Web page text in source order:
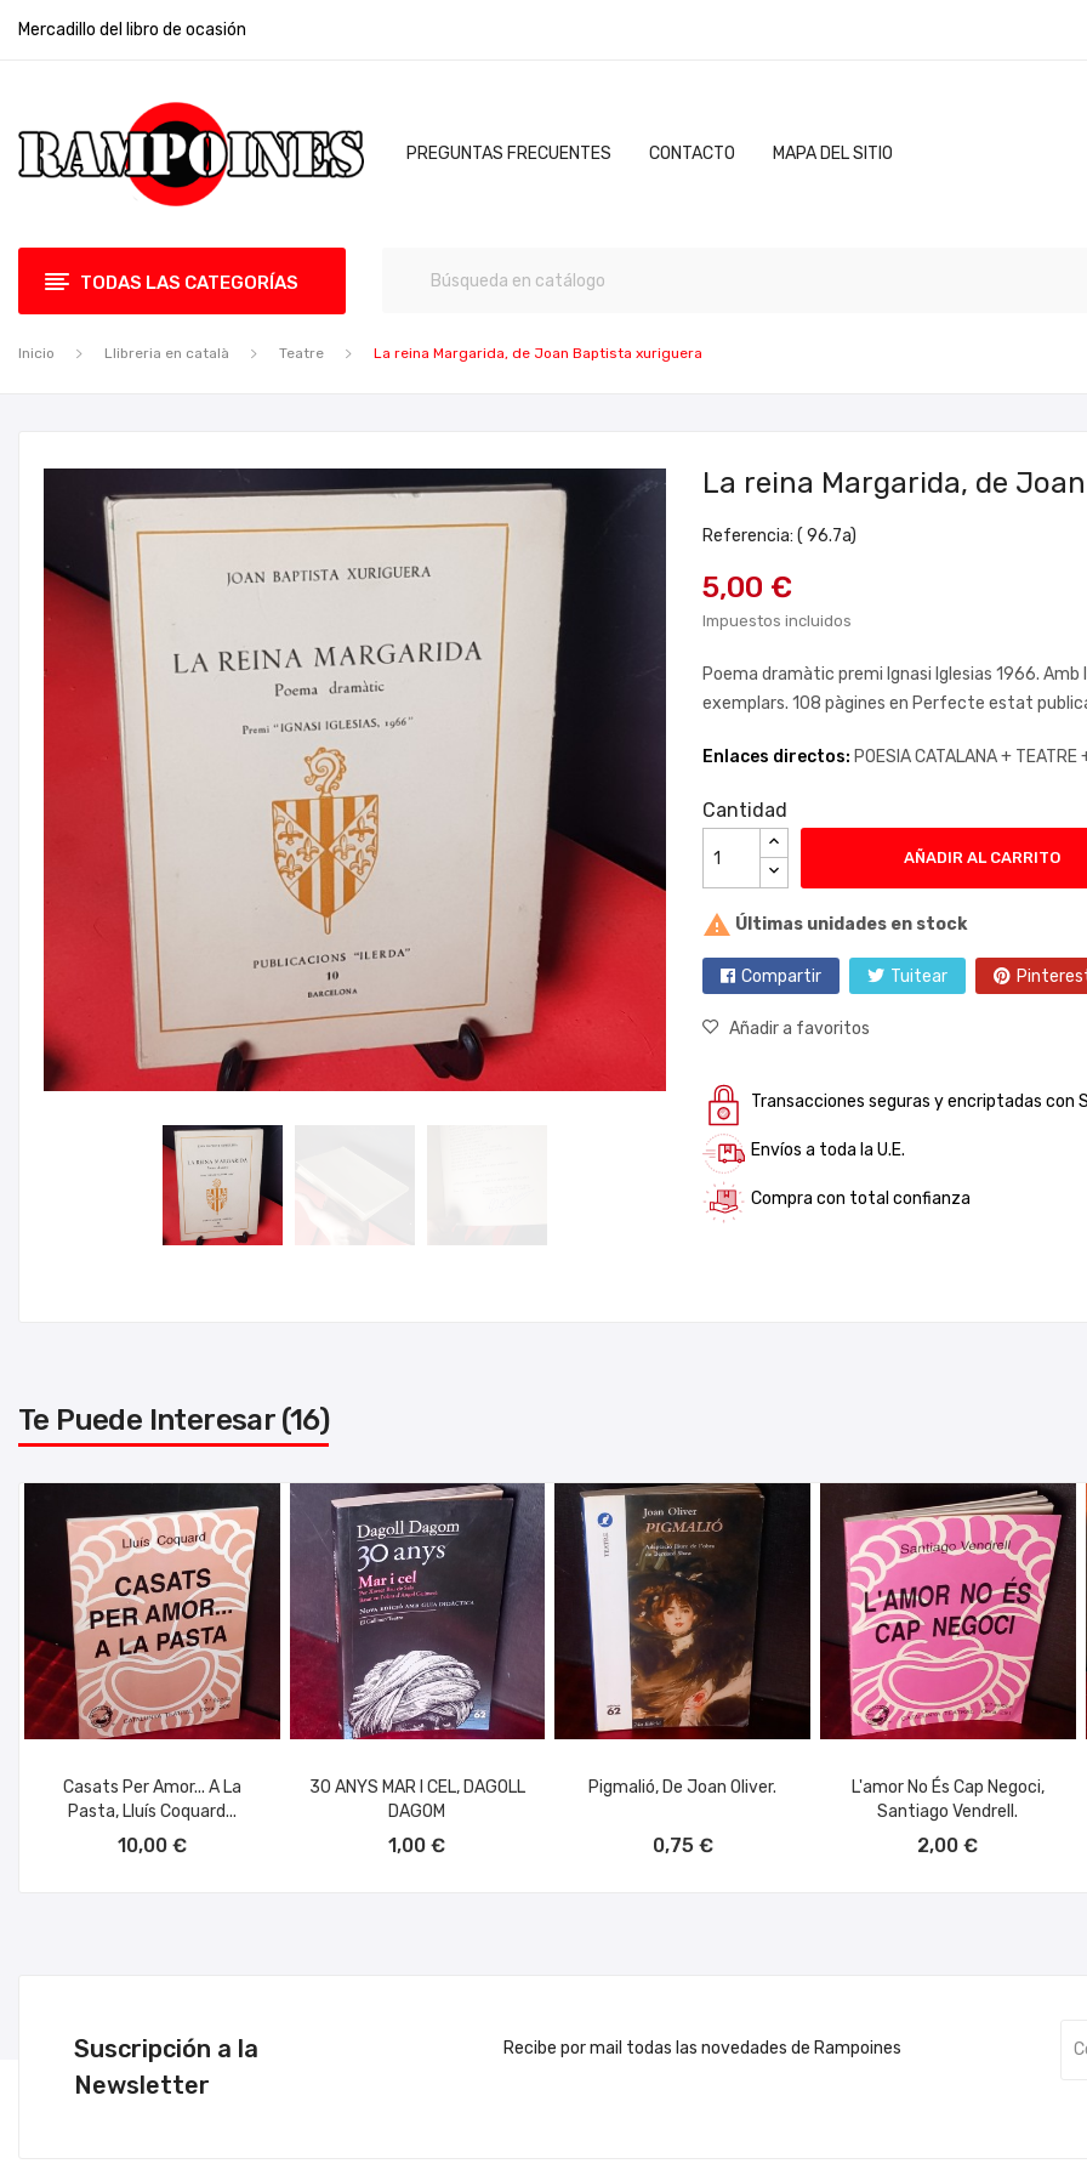
Mercadillo del libro de ocasión
PREGUNTAS FRECUENTES CONTACTO MAPA DEL SITIO
TODAS LAS CATEGORÍAS
Inicio Llibreria en català Teatre La reina Margarida, de Joan Baptista xuriguera
La reina Margarida, de
Referencia: ( 96.7a)
5,00 €
Impuestos incluidos
Poema dramàtic premi Ignasi Iglesias 1966.
exemplars. 108 pàgines en Perfecte estat
Enlaces directos: POESIA CATALANA + TEATRE
Cantidad
AÑADIR AL CARRITO
 Últimas unidades en stock
Compartir Tuitear
Añadir a favoritos
Transacciones seguras y encriptadas con
Envíos a toda la U.E.
Compra con total confianza
Te Puede Interesar (16)
Casats Per Amor... A La
Pasta, Lluís Coquard...
10,00 €
30 ANYS MAR I CEL, DAGOLL
DAGOM
1,00 €
Pigmalió, De Joan Oliver.
0,75 €
L'amor No És Cap Negoci,
Santiago Vendrell.
2,00 €
AÑADIR AL CARRITO
Suscripción a la
Newsletter
Recibe por mail todas las novedades de Rampoines